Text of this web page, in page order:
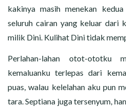
kakinya masih menekan
seluruh cairan yang keluar dari
milik Dini. Kulihat Dini tidak
Perlahan-lahan otot-ototku
kemaluanku terlepas dari
puas, walau kelelahan aku pun
tara. Septiana juga tersenyum,